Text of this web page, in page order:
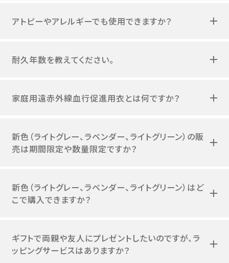
アトピーやアレルギーでも使用できますか？
耐久年数を教えてください。
家庭用遠赤外線血行促進用衣とは何ですか？
新色（ライトグレー、ラベンダー、ライトグリーン）の販
売は期間限定や数量限定ですか？
新色（ライトグレー、ラベンダー、ライトグリーン）はど
こで購入できますか？
ギフトで両親や友人にプレゼントしたいのですが、ラ
ッピングサービスはありますか？